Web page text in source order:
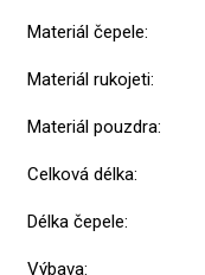
Materiál čepele:
Materiál rukojeti:
Materiál pouzdra:
Celková délka:
Délka čepele:
Výbava: